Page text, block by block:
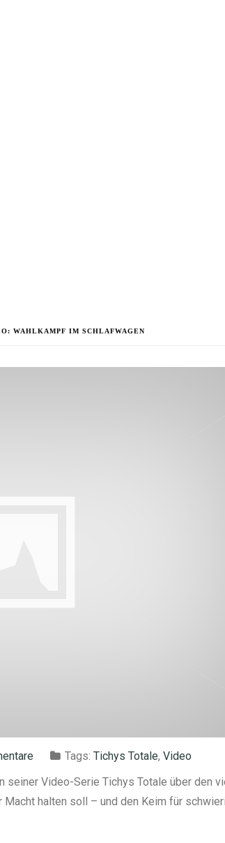
WAHLKAMPF IM SCHLAFWAGEN
Tags: Tichys Totale, Video
Video-Serie Tichys Totale über den
halten soll – und den Keim für